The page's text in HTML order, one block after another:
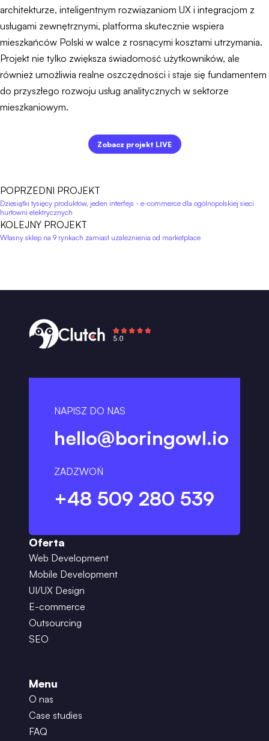
architekturze, inteligentnym rozwiązaniom UX i integracjom z
usługami zewnętrznymi, platforma skutecznie wspiera
mieszkańców Polski w walce z rosnącymi kosztami utrzymania.
Projekt nie tylko zwiększa świadomość użytkowników, ale
również umożliwia realne oszczędności i staje się fundamentem
do przyszłego rozwoju usług analitycznych w sektorze
mieszkaniowym.
Zobacz projekt LIVE
POPRZEDNI PROJEKT
Dziesiątki tysięcy produktów, jeden interfejs - e-commerce dla ogólnopolskiej sieci
hurtowni elektrycznych
KOLEJNY PROJEKT
Własny sklep na 9 rynkach zamiast uzależnienia od marketplace
NAPISZ DO NAS
hello@boringowl.io
ZADZWOŃ
+48 509 280 539
Oferta
Web Development
Mobile Development
UI/UX Design
E-commerce
Outsourcing
SEO
Menu
O nas
Case studies
FAQ